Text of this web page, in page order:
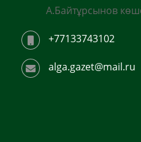
А.Байтұрсынов
+77133743102
alga.gazet@mail.ru